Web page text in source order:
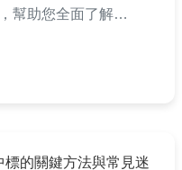
幫助您全面了解如
免AI生成痕跡。